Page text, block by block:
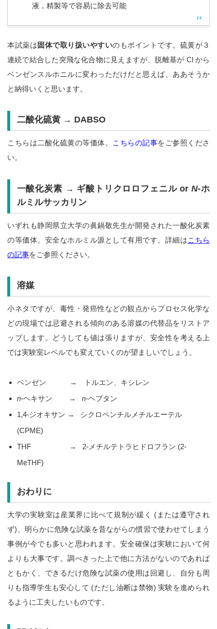
液，精製等で容易に除去可能
本試薬は固体で取り扱いやすいのもポイントです。硫黄が３
連続で結合した突飛な化合物に見えますが、脱離基が Cl から
ベンゼンスルホニルに変わっただけだと思えば、ああそうか
と納得いくと思います。
二酸化硫黄 → DABSO
こちらは二酸化硫黄の等価体。 こちらの記事をご参照くださ
い。
一酸化炭素 → ギ酸トリクロロフェニル orN-ホ
ルミルサッカリン
いずれも静岡県立大学の眞鍋敬先生が開発された一酸化炭素
の等価体。安全なホルミル源として有用です。詳細はこちら
の記事をご参照ください。
溶媒
小ネタですが、毒性・発癌性などの観点からプロセス化学な
どの現場では忌避される傾向のある溶媒の代替品をリストア
ップします。どうしても値は張りますが、安全性を考える上
では実験室レベルでも変えていくのが望ましいでしょう。
ベンゼン → トルエン、キシレン
n-ヘキサン → n-ヘプタン
1,4-ジオキサン → シクロペンチルメチルエーテル
(CPME)
THF → 2-メチルテトラヒドロフラン (2-
MeTHF)
おわりに
大学の実験室は産業界に比べて規制が緩く (または遵守され
ず)、明らかに危険な試薬を昔ながらの慣習で使わせてしまう
事例が今でも多いと思われます。安全確保は実験において何
よりも大事です。調べきった上で他に方法がないのであれば
ともかく、できるだけ危険な試薬の使用は回避し、自分も周
りも指導学生も安心して (ただし油断は禁物) 実験を進められ
るように工夫したいものです。